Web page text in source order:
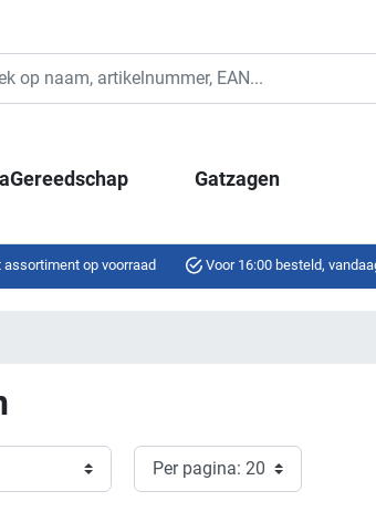
Gatzagen
assortiment op voorraad Voor 16:00 besteld,